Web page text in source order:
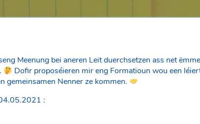
Meenung bei aneren Leit duerchsetzen ass net
Dofir proposéieren mir eng Formatioun wou een
gemeinsamen Nenner ze kommen.
: